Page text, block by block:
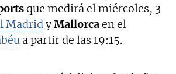
que medirá el miércoles, 3
MadridyMallorcaen el
a partir de las 19:15.